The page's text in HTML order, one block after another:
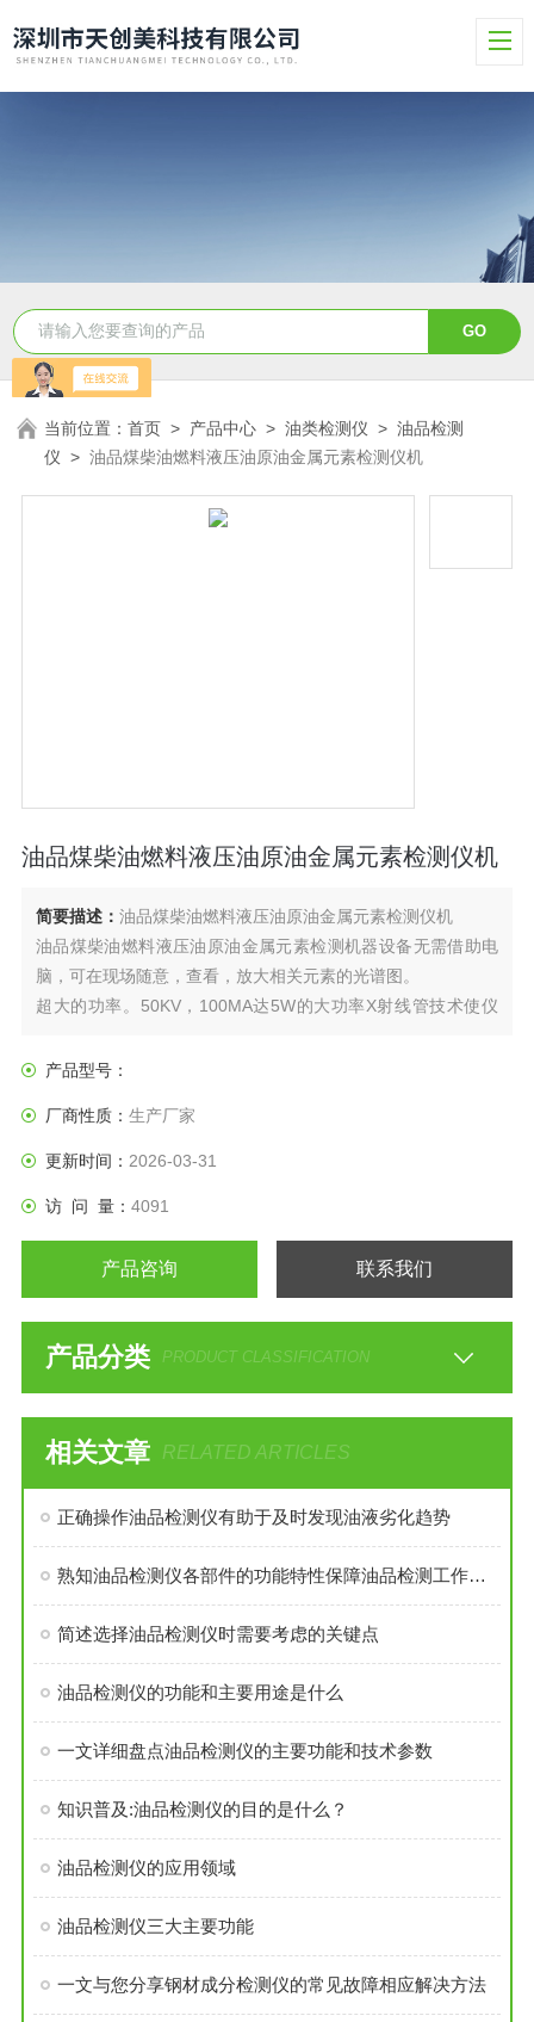
当前位置：首页 > 产品中心 >油类检测仪 >油品检测
仪 >油品煤柴油燃料液压油原油金属元素检测仪机
油品煤柴油燃料液压油原油金属元素检测仪机
简要描述： 油品煤柴油燃料液压油原油金属元素检测仪机
油品煤柴油燃料液压油原油金属元素检测机器设备无需借助电
脑，可在现场随意，查看，放大相关元素的光谱图。
超大的功率。50KV，100MA达5W的大功率X射线管技术使仪
化验检测油品煤柴油燃料液压油原油金属元素具有8 个滤波
分析效果。
产品型号：
厂商性质： 生产厂家
更新时间： 2026-03-31
访 问 量： 4091
产品咨询 联系我们
产品分类 PRODUCT CLASSIFICATION
相关文章 RELATED ARTICLES
正确操作油品检测仪有助于及时发现油液劣化趋势
熟知油品检测仪各部件的功能特性保障油品检测工作有序开展
简述选择油品检测仪时需要考虑的关键点
油品检测仪的功能和主要用途是什么
一文详细盘点油品检测仪的主要功能和技术参数
知识普及:油品检测仪的目的是什么？
油品检测仪的应用领域
油品检测仪三大主要功能
一文与您分享钢材成分检测仪的常见故障相应解决方法